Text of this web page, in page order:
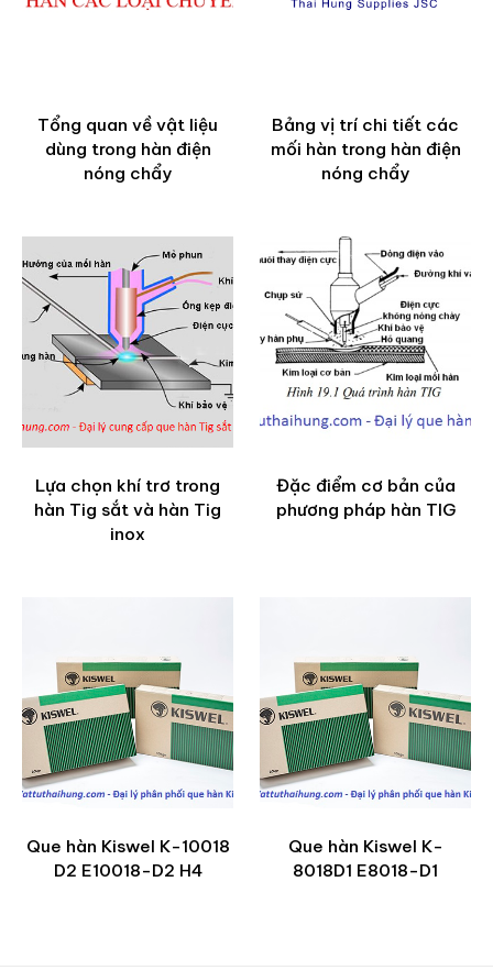
Tổng quan về vật liệu
dùng trong hàn điện
nóng chẩy
Bảng vị trí chi tiết các
mối hàn trong hàn điện
nóng chẩy
Lựa chọn khí trơ trong
hàn Tig sắt và hàn Tig
inox
Đặc điểm cơ bản của
phương pháp hàn TIG
Que hàn Kiswel K-10018
D2 E10018-D2 H4
Que hàn Kiswel K-
8018D1 E8018-D1